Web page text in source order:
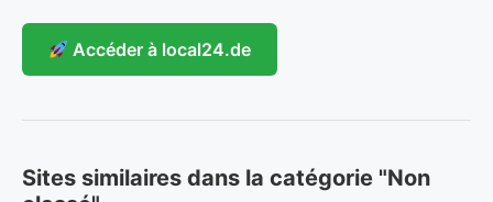
Accéder à local24.de
Sites similaires dans la catégorie "Non